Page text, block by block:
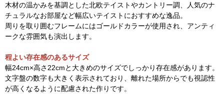
木材の温かみを基調とした北欧テイストやカントリー調、人気のナ
チュラルなお部屋など幅広いテイストにおすすめな逸品。
周りを取り囲むフレームにはゴールドカラーが使用され、アンティ
ークな雰囲気も演出します。
程よい存在感のあるサイズ
幅24cm×高さ22cmと大きめのサイズでしっかり存在感があります。
文字盤の数字も大きく表示されており、離れた場所からでも視認性
が高くなるように配慮された作りです。